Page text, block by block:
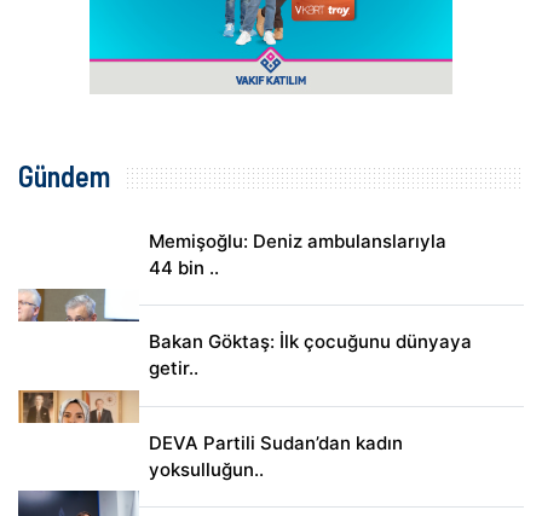
Gündem
Memişoğlu: Deniz ambulanslarıyla
44 bin ..
Bakan Göktaş: İlk çocuğunu dünyaya
getir..
DEVA Partili Sudan’dan kadın
yoksulluğun..